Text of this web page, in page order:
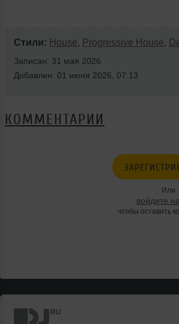
Стили: House, Progressive House,
Записан: 31 мая 2026
Добавлен: 01 июня 2026, 07:13
КОММЕНТАРИИ
Или
войдите
чтобы оставить